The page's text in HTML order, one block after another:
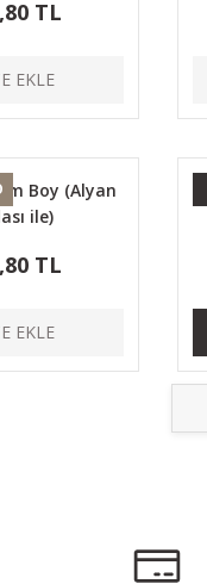
TL
EKLE
Boy (Alyan
ile)
TL
EKLE